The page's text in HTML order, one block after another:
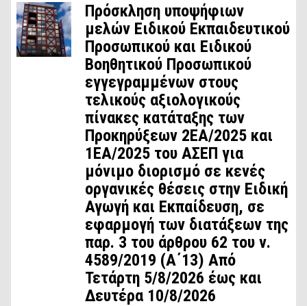
Πρόσκληση υποψήφιων
μελών Ειδικού Εκπαιδευτικού
Προσωπικού και Ειδικού
Βοηθητικού Προσωπικού
εγγεγραμμένων στους
τελικούς αξιολογικούς
πίνακες κατάταξης των
Προκηρύξεων 2ΕΑ/2025 και
1ΕΑ/2025 του ΑΣΕΠ για
μόνιμο διορισμό σε κενές
οργανικές θέσεις στην Ειδική
Αγωγή και Εκπαίδευση, σε
εφαρμογή των διατάξεων της
παρ. 3 του άρθρου 62 του ν.
4589/2019 (Α΄13) Από
Τετάρτη 5/8/2026 έως και
Δευτέρα 10/8/2026